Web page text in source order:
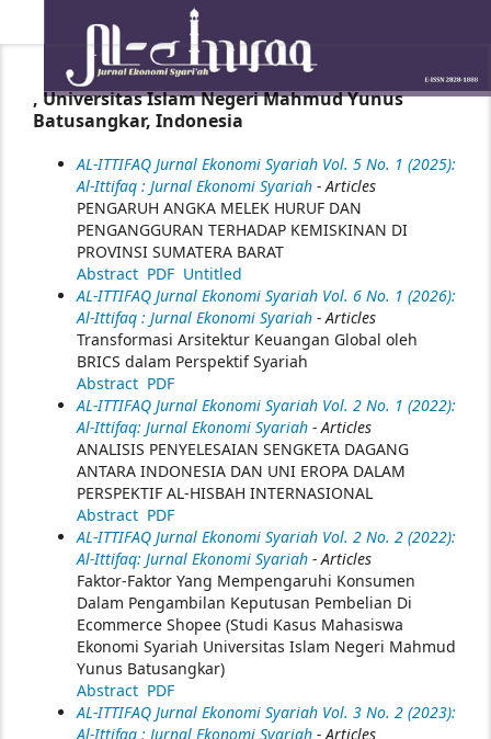
, Universitas Islam Negeri Mahmud Yunus
Batusangkar, Indonesia
AL-ITTIFAQ Jurnal Ekonomi Syariah Vol. 5 No. 1 (2025):
Al-Ittifaq : Jurnal Ekonomi Syariah - Articles
PENGARUH ANGKA MELEK HURUF DAN
PENGANGGURAN TERHADAP KEMISKINAN DI
PROVINSI SUMATERA BARAT
Abstract PDF Untitled
AL-ITTIFAQ Jurnal Ekonomi Syariah Vol. 6 No. 1 (2026):
Al-Ittifaq : Jurnal Ekonomi Syariah - Articles
Transformasi Arsitektur Keuangan Global oleh
BRICS dalam Perspektif Syariah
Abstract PDF
AL-ITTIFAQ Jurnal Ekonomi Syariah Vol. 2 No. 1 (2022):
Al-Ittifaq: Jurnal Ekonomi Syariah - Articles
ANALISIS PENYELESAIAN SENGKETA DAGANG
ANTARA INDONESIA DAN UNI EROPA DALAM
PERSPEKTIF AL-HISBAH INTERNASIONAL
Abstract PDF
AL-ITTIFAQ Jurnal Ekonomi Syariah Vol. 2 No. 2 (2022):
Al-Ittifaq: Jurnal Ekonomi Syariah - Articles
Faktor-Faktor Yang Mempengaruhi Konsumen
Dalam Pengambilan Keputusan Pembelian Di
Ecommerce Shopee (Studi Kasus Mahasiswa
Ekonomi Syariah Universitas Islam Negeri Mahmud
Yunus Batusangkar)
Abstract PDF
AL-ITTIFAQ Jurnal Ekonomi Syariah Vol. 3 No. 2 (2023):
Al-Ittifaq : Jurnal Ekonomi Syariah - Articles